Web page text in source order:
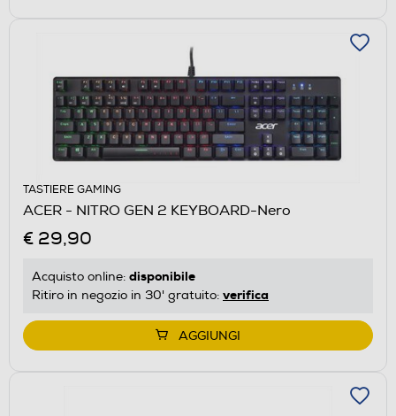
TASTIERE GAMING
ACER - NITRO GEN 2 KEYBOARD-Nero
€ 29,90
Acquisto online: disponibile
Ritiro in negozio in 30' gratuito: verifica
AGGIUNGI